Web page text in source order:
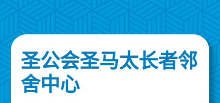
圣公会圣马太长者邻
舍中心